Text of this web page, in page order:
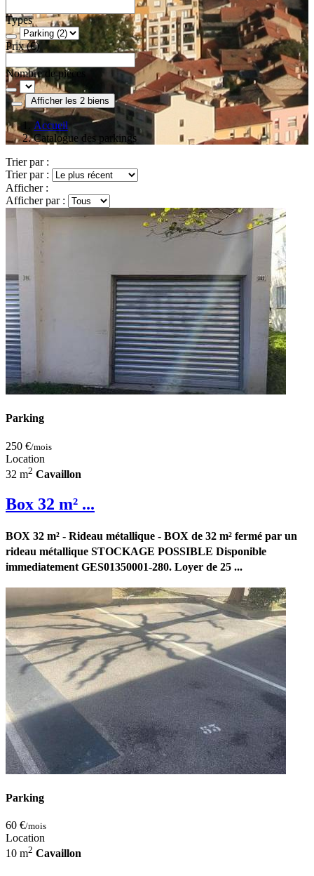
Types
Prix (€)
Nombre de pièces
Afficher les 2 biens
Accueil
Catalogue des parkings
Trier par :
Trier par :
Afficher :
Afficher par :
Parking
250 €/mois
Location
32 m2 Cavaillon
Box 32 m² ...
BOX 32 m² - Rideau métallique - BOX de 32 m² fermé par un
rideau métallique STOCKAGE POSSIBLE Disponible
immediatement GES01350001-280. Loyer de 25 ...
Parking
60 €/mois
Location
10 m2 Cavaillon